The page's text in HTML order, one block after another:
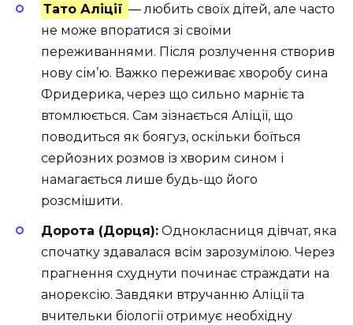
Тато Аліції — любить своїх дітей, але часто
не може впоратися зі своїми
переживаннями. Після розлучення створив
нову сім’ю. Важко переживає хворобу сина
Фридерика, через що сильно марніє та
втомлюється. Сам зізнається Аліції, що
поводиться як боягуз, оскільки боїться
серйозних розмов із хворим сином і
намагається лише будь-що його
розсмішити.
Дорота (Дорця): Однокласниця дівчат, яка
спочатку здавалася всім зарозумілою. Через
прагнення схуднути починає страждати на
анорексію. Завдяки втручанню Аліції та
вчительки біології отримує необхідну